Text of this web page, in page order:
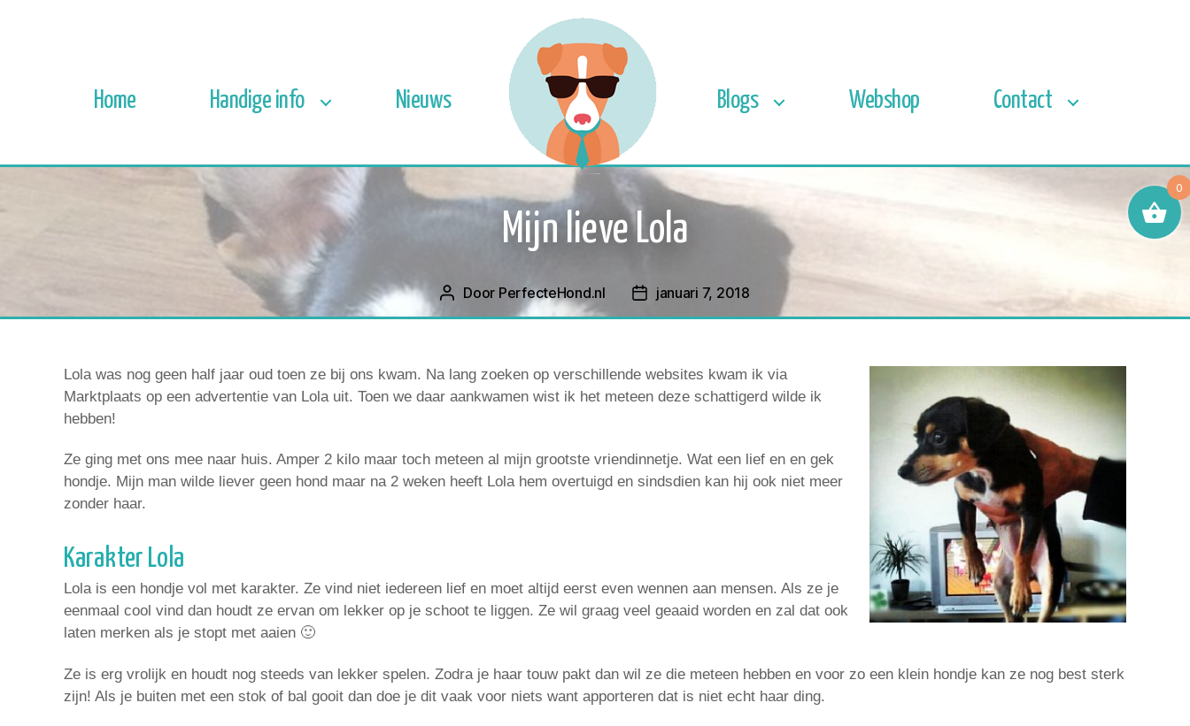
Home Handige info Nieuws Blogs Webshop Contact
Mijn lieve Lola
Berichtauteur
Door PerfecteHond.nl Berichtdatum
januari 7, 2018
Lola was nog geen half jaar oud toen ze bij ons kwam. Na lang zoeken op verschillende websites kwam ik via
Marktplaats op een advertentie van Lola uit. Toen we daar aankwamen wist ik het meteen deze schattigerd wilde ik
hebben!
Ze ging met ons mee naar huis. Amper 2 kilo maar toch meteen al mijn grootste vriendinnetje. Wat een lief en en gek
hondje. Mijn man wilde liever geen hond maar na 2 weken heeft Lola hem overtuigd en sindsdien kan hij ook niet meer
zonder haar.
Karakter Lola
Lola is een hondje vol met karakter. Ze vind niet iedereen lief en moet altijd eerst even wennen aan mensen. Als ze je
eenmaal cool vind dan houdt ze ervan om lekker op je schoot te liggen. Ze wil graag veel geaaid worden en zal dat ook
laten merken als je stopt met aaien 🙂
Ze is erg vrolijk en houdt nog steeds van lekker spelen. Zodra je haar touw pakt dan wil ze die meteen hebben en voor zo een klein hondje kan ze nog best sterk
zijn! Als je buiten met een stok of bal gooit dan doe je dit vaak voor niets want apporteren dat is niet echt haar ding.
0